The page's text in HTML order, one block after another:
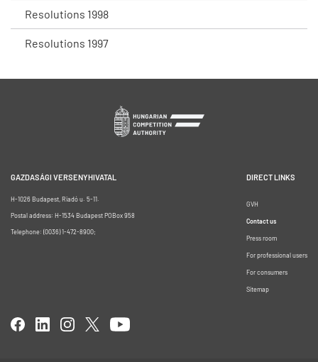
Resolutions 1998
Resolutions 1997
GAZDASÁGI VERSENYHIVATAL
H-1026 Budapest, Riadó u. 5-11.
Postal address: H-1534 Budapest POBox 958
Telephone: (0036) 1-472-8900;
DIRECT LINKS
GVH
Contact us
Press room
For professional users
For consumers
Sitemap